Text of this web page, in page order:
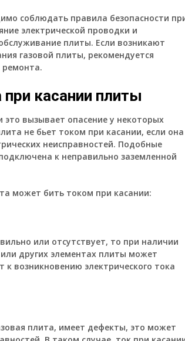
соблюдать правила безопасности
электрической проводки и
плиты. Если возникают
газовой плиты, рекомендуется
ремонта.
касании плиты
это вызывает опасение у некоторых
не бьет током при касании, если она
неисправностей. Подобные
к неправильно заземленной
может бить током при касании:
или отсутствует, то при наличии
других элементах плиты может
возникновению электрического тока
плита, имеет дефекты, это может